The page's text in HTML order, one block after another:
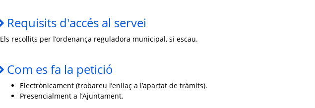
Requisits d'accés al servei
Els recollits per l’ordenança reguladora municipal, si escau.
Com es fa la petició
Electrònicament (trobareu l’enllaç a l’apartat de tràmits).
Presencialment a l’Ajuntament.